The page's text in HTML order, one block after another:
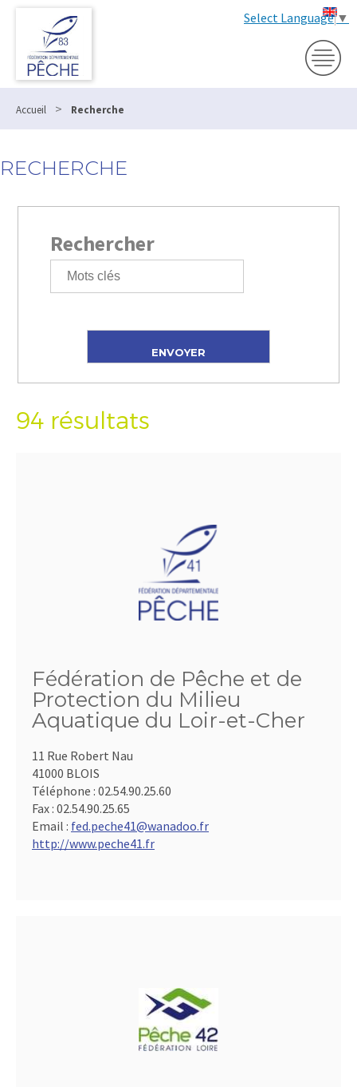
Select Language▼
Accueil > Recherche
RECHERCHE
Rechercher
94 résultats
Fédération de Pêche et de
Protection du Milieu
Aquatique du Loir-et-Cher
11 Rue Robert Nau
41000 BLOIS
Téléphone : 02.54.90.25.60
Fax : 02.54.90.25.65
Email : fed.peche41@wanadoo.fr
http://www.peche41.fr